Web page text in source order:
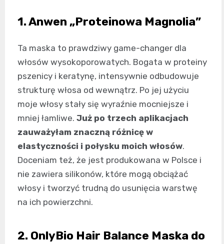
1. Anwen „Proteinowa Magnolia”
Ta maska to prawdziwy game-changer dla
włosów wysokoporowatych. Bogata w proteiny
pszenicy i keratynę, intensywnie odbudowuje
strukturę włosa od wewnątrz. Po jej użyciu
moje włosy stały się wyraźnie mocniejsze i
mniej łamliwe. Już po trzech aplikacjach
zauważyłam znaczną różnicę w
elastyczności i połysku moich włosów.
Doceniam też, że jest produkowana w Polsce i
nie zawiera silikonów, które mogą obciążać
włosy i tworzyć trudną do usunięcia warstwę
na ich powierzchni.
2. OnlyBio Hair Balance Maska do